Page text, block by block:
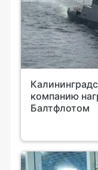
компанию
Балтфлотом